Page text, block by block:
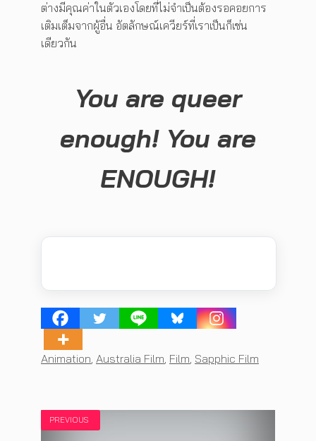
ต่างมีคุณค่าในตัวเองโดยที่ไม่จำเป็นต้องรอคอยการ
เติมเต็มจากผู้อื่น อัตลักษณ์เควียร์ที่เราเป็นก็เช่น
เดียวกัน
You are queer
enough! You are
ENOUGH!
Tags
Animation, Australia Film, Film, Sapphic Film
PREVIOUS